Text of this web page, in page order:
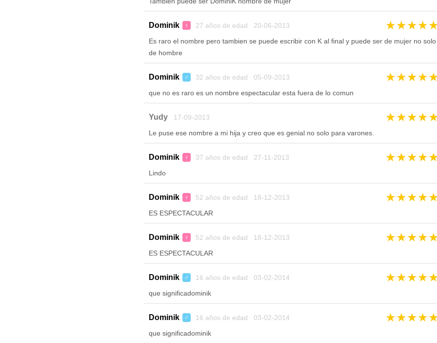
Dominik ♀ 27 años de edad 20-06-2013 ★★★★
Es raro el nombre pero tambien se puede escribir con K al final y puede ser de mujer no solo
de hombre
Dominik ♂ 32 años de edad 05-09-2013 ★★★★
que no es raro es un nombre espectacular esta fuera de lo comun
Yudy17-09-2013 ★★★★
Le puse ese nombre a mi hija y creo que es genial no solo para varones.
Dominik ♀ 37 años de edad 27-11-2013 ★★★★
Lindo
Dominik ♀ 52 años de edad 18-12-2013 ★★★★
ES ESPECTACULAR
Dominik ♀ 52 años de edad 18-12-2013 ★★★★
ES ESPECTACULAR
Dominik ♂ 16 años de edad 03-02-2014 ★★★★
que significadominik
Dominik ♂ 16 años de edad 03-02-2014 ★★★★
que significadominik